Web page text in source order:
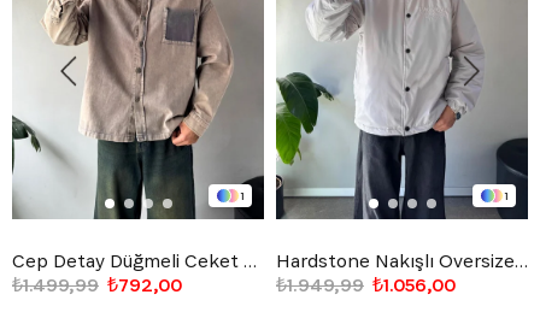
1
Cep Detay Düğmeli Ceket Taş Rengi
₺792,00
₺1.499,99
1
Hardstone Nakışlı Oversize Ceket Gri
₺1.056,00
₺1.949,99